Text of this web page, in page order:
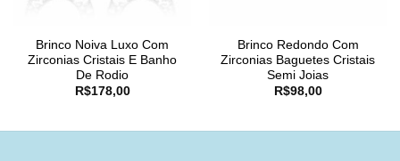
Brinco Noiva Luxo Com
Zirconias Cristais E Banho
De Rodio
R$178,00
Brinco Redondo Com
Zirconias Baguetes Cristais
Semi Joias
R$98,00